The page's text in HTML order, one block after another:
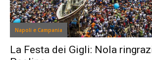
Napoli e Campania
La Festa dei Gigli: Nola